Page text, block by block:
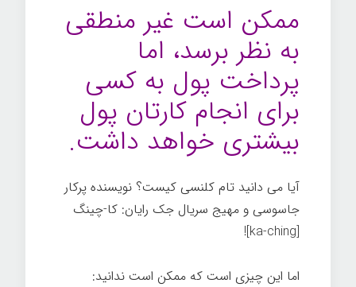
ممکن است غیر منطقی
به نظر برسد، اما
پرداخت پول به کسی
برای انجام کارتان پول
بیشتری خواهد داشت.
آیا می دانید تام کلنسی کیست؟ نویسنده پرکار
جاسوسی و مهیج سریال جک رایان: کا-چینگ
[ka-ching]!
اما این چیزی است که ممکن است ندانید: